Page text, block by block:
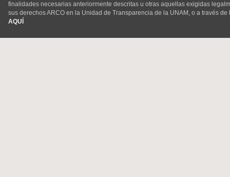
finalidades necesarias anteriormente descritas u otras aquellas exigidas
sus derechos ARCO en la Unidad de Transparencia de la UNAM, o a través
AQUÍ